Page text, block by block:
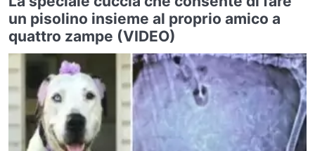
un pisolino insieme al proprio amico a
quattro zampe (VIDEO)